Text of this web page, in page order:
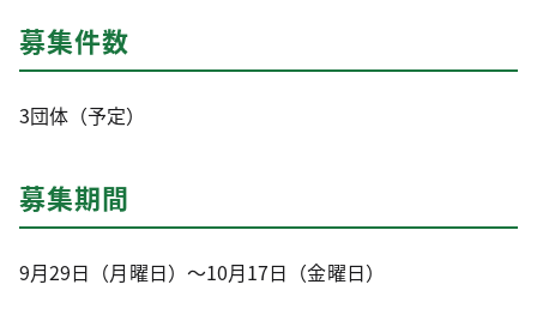
募集件数
3団体（予定）
募集期間
9月29日（月曜日）～10月17日（金曜日）